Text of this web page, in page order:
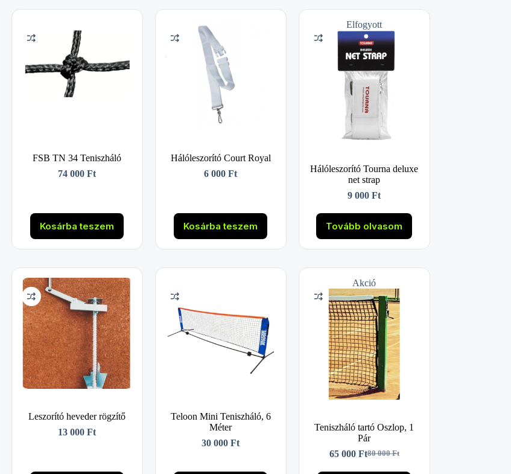
FSB TN 34 Teniszháló
74 000Ft
Kosárba teszem
Hálóleszorító Court Royal
6 000Ft
Kosárba teszem
Elfogyott
Hálóleszorító Tourna deluxe
net strap
9 000Ft
Tovább olvasom
Leszorító heveder rögzítő
13 000Ft
Teloon Mini Teniszháló, 6
Méter
30 000Ft
Akció
Teniszháló tartó Oszlop, 1
Pár
80 000Ft
Original
65 000 FtCurrent